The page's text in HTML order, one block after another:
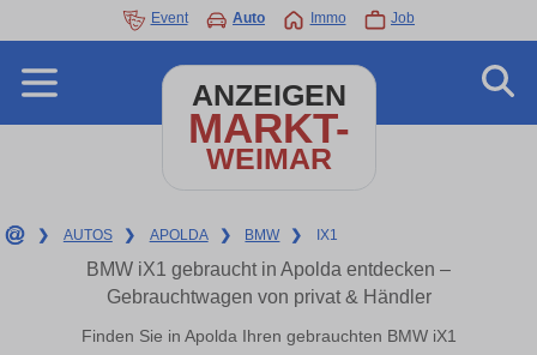
Event Auto Immo Job
ANZEIGEN
MARKT-
WEIMAR
❯ AUTOS ❯ APOLDA ❯ BMW ❯ IX1
BMW iX1 gebraucht in Apolda entdecken –
Gebrauchtwagen von privat & Händler
Finden Sie in Apolda Ihren gebrauchten BMW iX1